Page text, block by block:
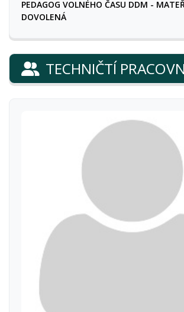
PEDAGOG VOLNÉHO ČASU DDM -
DOVOLENÁ
TECHNIČTÍ